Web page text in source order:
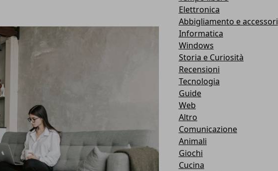
Elettronica
Abbigliamento e accessori
Informatica
Windows
Storia e Curiosità
Recensioni
Tecnologia
Guide
Web
Altro
Comunicazione
Animali
Giochi
Cucina